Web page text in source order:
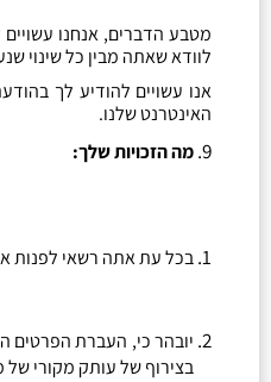
מטבע הדברים,אנחנו
לוודא שאתה מבין כל שינוי
אנו עשויים להודיע לך
האינטרנט שלנו.
מה הזכויות שלך:
בכל עת אתה רשאי לפנות
יובהר כי, העברת הפרטים
בצירוף של עותק מקורי